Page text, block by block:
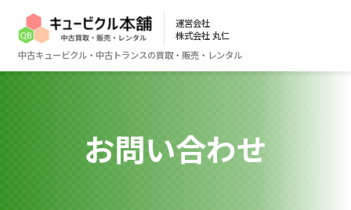
運営会社
株式会社 丸仁
中古キュービクル・中古トランスの買取・販売・レンタル
お問い合わせ